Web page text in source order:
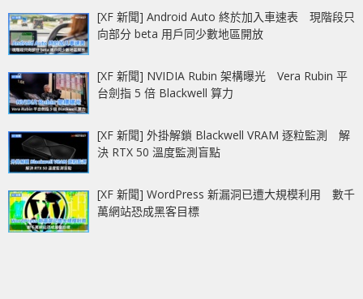
[XF 新聞] Android Auto 終於加入車速表 現階段只
向部分 beta 用戶同少數地區開放
[XF 新聞] NVIDIA Rubin 架構曝光 Vera Rubin 平
台劍指 5 倍 Blackwell 算力
[XF 新聞] 外掛解鎖 Blackwell VRAM 逐粒監測 解
決 RTX 50 溫度監測盲點
[XF 新聞] WordPress 新漏洞已遭大規模利用 數千
萬網站恐成黑客目標